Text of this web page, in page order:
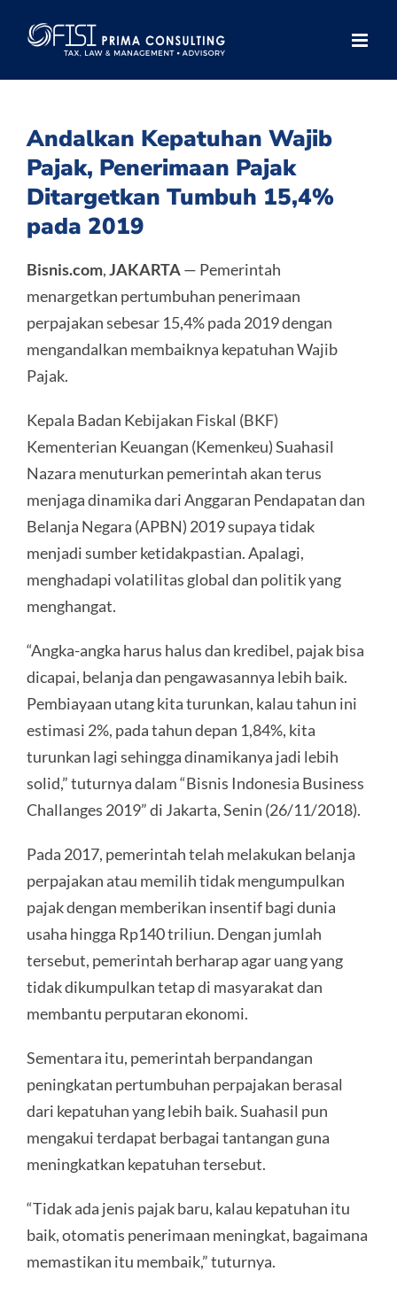
Andalkan Kepatuhan Wajib
Pajak, Penerimaan Pajak
Ditargetkan Tumbuh 15,4%
pada 2019
Bisnis.com,JAKARTA— Pemerintah
menargetkan pertumbuhan penerimaan
perpajakan sebesar 15,4% pada 2019 dengan
mengandalkan membaiknya kepatuhan Wajib
Pajak.
Kepala Badan Kebijakan Fiskal (BKF)
Kementerian Keuangan (Kemenkeu) Suahasil
Nazara menuturkan pemerintah akan terus
menjaga dinamika dari Anggaran Pendapatan dan
Belanja Negara (APBN) 2019 supaya tidak
menjadi sumber ketidakpastian. Apalagi,
menghadapi volatilitas global dan politik yang
menghangat.
“Angka-angka harus halus dan kredibel, pajak bisa
dicapai, belanja dan pengawasannya lebih baik.
Pembiayaan utang kita turunkan, kalau tahun ini
estimasi 2%, pada tahun depan 1,84%, kita
turunkan lagi sehingga dinamikanya jadi lebih
solid,” tuturnya dalam “Bisnis Indonesia Business
Challanges 2019” di Jakarta, Senin (26/11/2018).
Pada 2017, pemerintah telah melakukan belanja
perpajakan atau memilih tidak mengumpulkan
pajak dengan memberikan insentif bagi dunia
usaha hingga Rp140 triliun. Dengan jumlah
tersebut, pemerintah berharap agar uang yang
tidak dikumpulkan tetap di masyarakat dan
membantu perputaran ekonomi.
Sementara itu, pemerintah berpandangan
peningkatan pertumbuhan perpajakan berasal
dari kepatuhan yang lebih baik. Suahasil pun
mengakui terdapat berbagai tantangan guna
meningkatkan kepatuhan tersebut.
“Tidak ada jenis pajak baru, kalau kepatuhan itu
baik, otomatis penerimaan meningkat, bagaimana
memastikan itu membaik,” tuturnya.